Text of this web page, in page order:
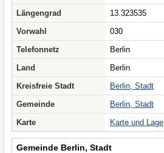
Längengrad
13.323535
Vorwahl
030
Telefonnetz
Berlin
Land
Berlin
Kreisfreie Stadt
Berlin, Stadt
Gemeinde
Berlin, Stadt
Karte
Karte und Lage
Gemeinde Berlin, Stadt